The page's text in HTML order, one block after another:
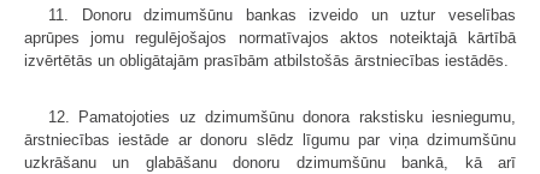
11. Donoru dzimumšūnu bankas izveido un uztur veselības
aprūpes jomu regulējošajos normatīvajos aktos noteiktajā kārtībā
izvērtētās un obligātajām prasībām atbilstošās ārstniecības iestādēs.
12. Pamatojoties uz dzimumšūnu donora rakstisku iesniegumu,
ārstniecības iestāde ar donoru slēdz līgumu par viņa dzimumšūnu
uzkrāšanu un glabāšanu donoru dzimumšūnu bankā, kā arī